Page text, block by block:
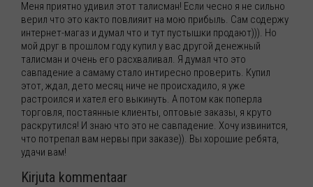
Меня приятно удивил этот талисман! Если чесно я не сильно
верил что это както повлияит на мою прибыль. Сам содержу
интернет-магаз и думал что и тут пустышки продают))). Но
мой друг в прошлом году купил у вас другой денежный
талисман и очень его расхваливал. Я думал что это
савпадение а самаму стало интиресно проверить. Купил
этот, ждал, дето месяц ниче не происхадило, я уже
растроился и хател его выкинуть. А потом как поперла
торговля, постаянные клиенты, оптовые заказы, я круто
раскрутился! И знаю что это не савпадение. Хочу извинится,
что потрепал вам нервы при заказе)). Вы хорошие ребята,
удачи вам!
Kirjuta kommentaar